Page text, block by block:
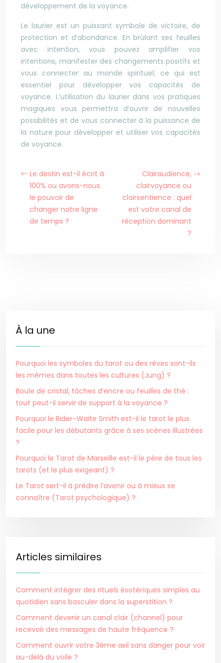
développement de la voyance.
Le laurier est un puissant symbole de victoire, de
protection et d’abondance. En brûlant ses feuilles
avec intention, vous pouvez amplifier vos
intentions, manifester des changements positifs et
vous connecter au monde spirituel, ce qui est
essentiel pour développer vos capacités de
voyance. L’utilisation du laurier dans vos pratiques
magiques vous permettra d’ouvrir de nouvelles
possibilités et de vous connecter à la puissance de
la nature pour développer et utiliser vos capacités
de voyance.
Le destin est-il écrit à
100% ou avons-nous
le pouvoir de
changer notre ligne
de temps ?
Clairaudience,
clairvoyance ou
clairsentience : quel
est votre canal de
réception dominant
?
À la une
Pourquoi les symboles du tarot ou des rêves sont-ils
les mêmes dans toutes les cultures (Jung) ?
Boule de cristal, tâches d’encre ou feuilles de thé :
tout peut-il servir de support à la voyance ?
Pourquoi le Rider-Waite Smith est-il le tarot le plus
facile pour les débutants grâce à ses scènes illustrées
?
Pourquoi le Tarot de Marseille est-il le père de tous les
tarots (et le plus exigeant) ?
Le Tarot sert-il à prédire l’avenir ou à mieux se
connaître (Tarot psychologique) ?
Articles similaires
Comment intégrer des rituels ésotériques simples au
quotidien sans basculer dans la superstition ?
Comment devenir un canal clair (channel) pour
recevoir des messages de haute fréquence ?
Comment ouvrir votre 3ème œil sans danger pour voir
au-delà du voile ?